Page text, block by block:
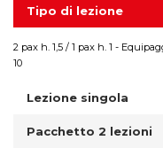
Tipo di lezione
2 pax h. 1,5 / 1 pax h. 1 -
10
Lezione singola
Pacchetto 2 lezioni